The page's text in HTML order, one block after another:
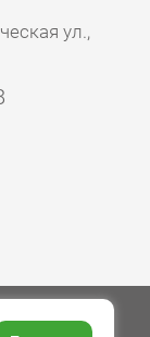
ул.,
ОСМО»